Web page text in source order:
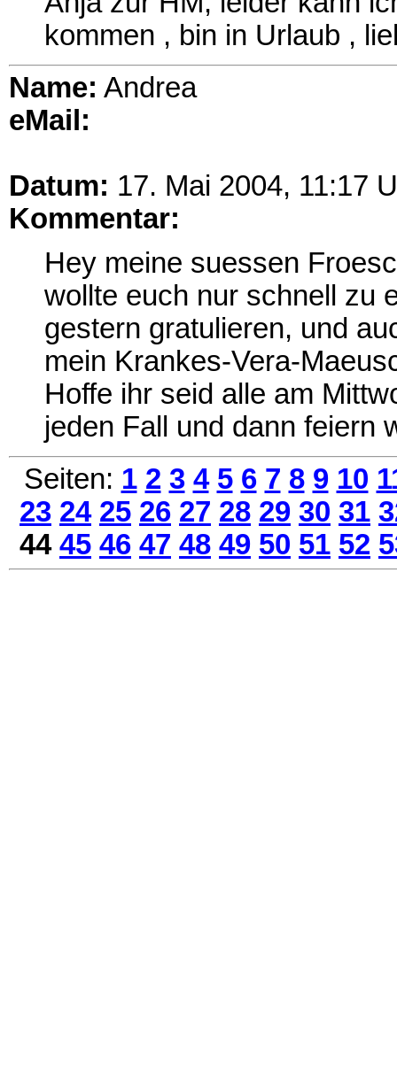
kommen , bin in Urlaub ,
Name: Andrea
eMail:
Datum: 17. Mai 2004, 11:17
Kommentar:
Hey meine suessen
wollte euch nur schnell zu
gestern gratulieren, und
mein Krankes-Vera-
Hoffe ihr seid alle am
jeden Fall und dann feiern
Seiten: 1 2 3 4 5 6 7 8 9 10
23 24 25 26 27 28 29 30 31
44 45 46 47 48 49 50 51 52